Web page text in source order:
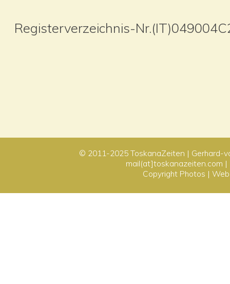
Registerverzeichnis-
© 2011-2025ToskanaZeiten | Gerhard-
mail(at]toskanazeiten.com |
Copyright Photos |